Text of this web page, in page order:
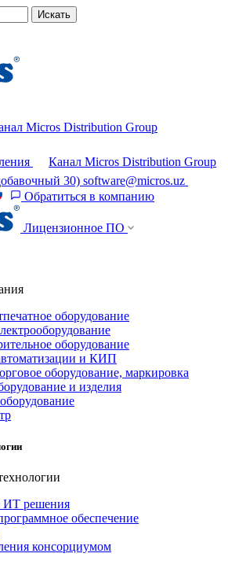
Искать
Micros Distribution Group
Канал Micros Distribution Group
30) software@micros.uz
Обратиться в компанию
Лицензионное ПО
оборудование
оборудование
и КИП
оборудование, маркировка
и изделия
ИТ решения
обеспечение
консорциумом